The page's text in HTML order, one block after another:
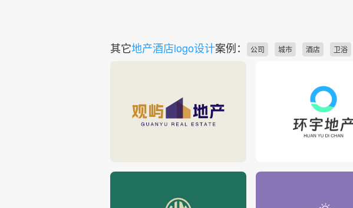
其它地产酒店logo设计案例： 公司 城市 酒店 卫浴